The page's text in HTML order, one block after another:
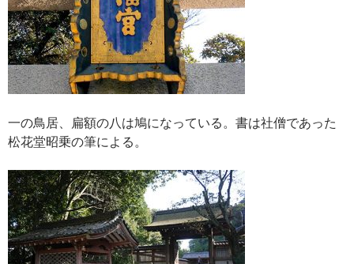
一の鳥居、扁額の八は鳩になっている。書は社僧であった
松花堂昭乗の筆による。